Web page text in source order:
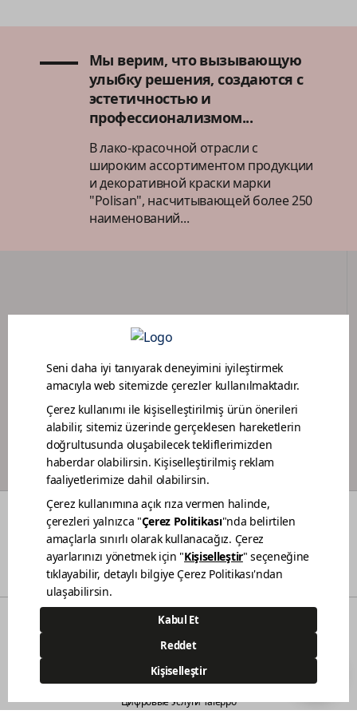
Мы верим, что вызывающую
улыбку решения, создаются с
эстетичностью и
профессионализмом...
В лако-красочной отрасли с
широким ассортиментом продукции
и декоративной краски марки
"Polisan", насчитывающей более 250
наименований...
ПОРТАЛ ДИЛЕРОВ
ПРОГРАММА ЛОЯЛЬНОСТИ МАЛЯРОВ
ЦВЕТА О НАС УСТОЙЧИВОСТЬ ДИЛЕРЫ
КОНТАКТЫ
© 2021 Polisan Kansai Boya San. ve Tic. A.Ş. | Все права защищены.
Demircilerosb Mah. Refik Baydur Cad. No:7/3
Dilovası Kocaeli
(0262) 679 6000
444 83 80
Цифровые Услуги Taleppo